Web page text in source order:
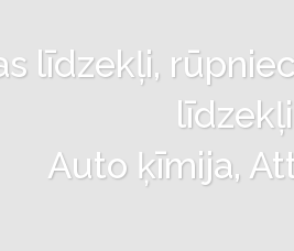
līdzekļi,
Auto ķīmija,